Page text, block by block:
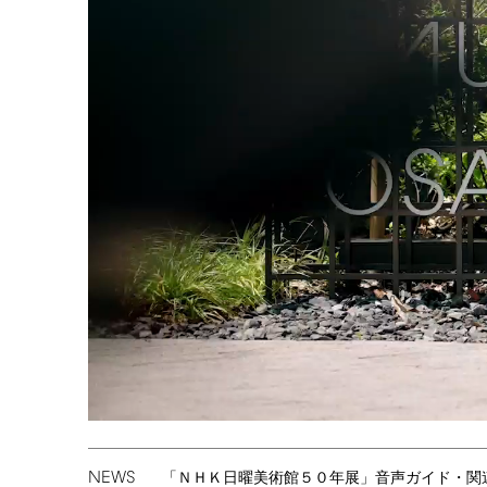
NEWS 「ＮＨＫ日曜美術館５０年展」音声ガイド・